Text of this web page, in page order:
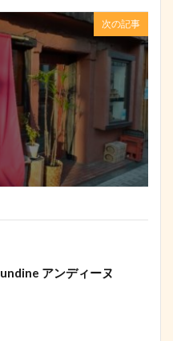
次の記事
undine アンディーヌ